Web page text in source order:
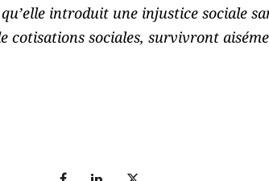
introduit une injustice sociale
cotisations sociales, survivront